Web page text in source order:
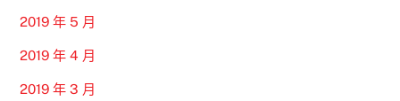
2019 年 5 月
2019 年 4 月
2019 年 3 月